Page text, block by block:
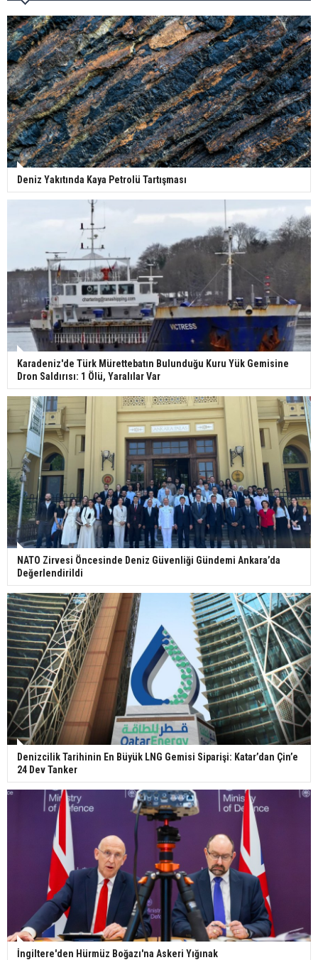
Deniz Yakıtında Kaya Petrolü Tartışması
Karadeniz'de Türk Mürettebatın Bulunduğu Kuru Yük Gemisine
Dron Saldırısı: 1 Ölü, Yaralılar Var
NATO Zirvesi Öncesinde Deniz Güvenliği Gündemi Ankara’da
Değerlendirildi
Denizcilik Tarihinin En Büyük LNG Gemisi Siparişi: Katar’dan Çin’e
24 Dev Tanker
İngiltere'den Hürmüz Boğazı'na Askeri Yığınak